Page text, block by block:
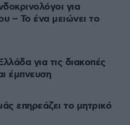
για
– Το ένα μειώνει το
για τις διακοπές
έμπνευση
επηρεάζει το μητρικό